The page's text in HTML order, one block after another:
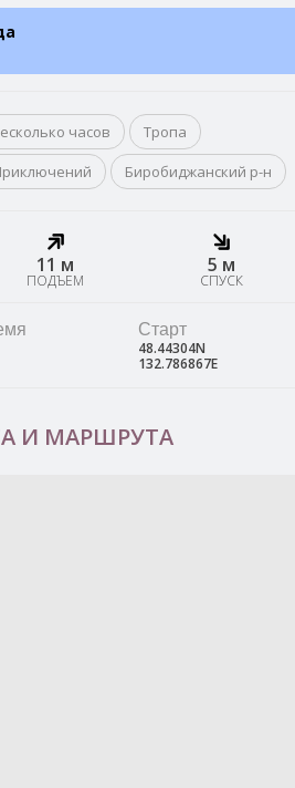
часов
Тропа
Биробиджанский р-н
11 м
ПОДЪЕМ
5 м
СПУСК
Старт
48.44304N
132.786867E
И МАРШРУТА